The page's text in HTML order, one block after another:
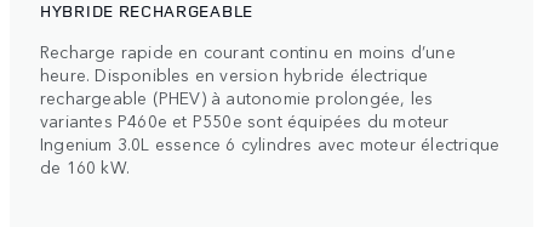
HYBRIDE RECHARGEABLE
Recharge rapide en courant continu en moins d’une
heure. Disponibles en version hybride électrique
rechargeable (PHEV) à autonomie prolongée, les
variantes P460e et P550e sont équipées du moteur
Ingenium 3.0L essence 6 cylindres avec moteur électrique
de 160 kW.